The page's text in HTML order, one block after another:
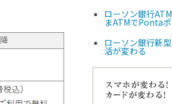
ローソン銀行
まATMでPonta
ローソン銀行新
活が変わる